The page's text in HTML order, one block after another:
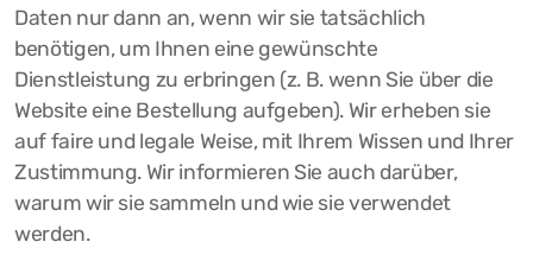
Daten nur dann an, wenn wir sie tatsächlich
benötigen, um Ihnen eine gewünschte
Dienstleistung zu erbringen (z. B. wenn Sie über die
Website eine Bestellung aufgeben). Wir erheben sie
auf faire und legale Weise, mit Ihrem Wissen und Ihrer
Zustimmung. Wir informieren Sie auch darüber,
warum wir sie sammeln und wie sie verwendet
werden.